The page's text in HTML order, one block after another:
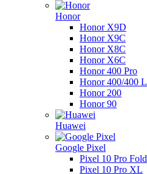
Honor
Honor X9D
Honor X9C
Honor X8C
Honor X6C
Honor 400 Pro
Honor 400/400
Honor 200
Honor 90
Huawei
Google Pixel
Pixel 10 Pro Fold
Pixel 10 Pro XL